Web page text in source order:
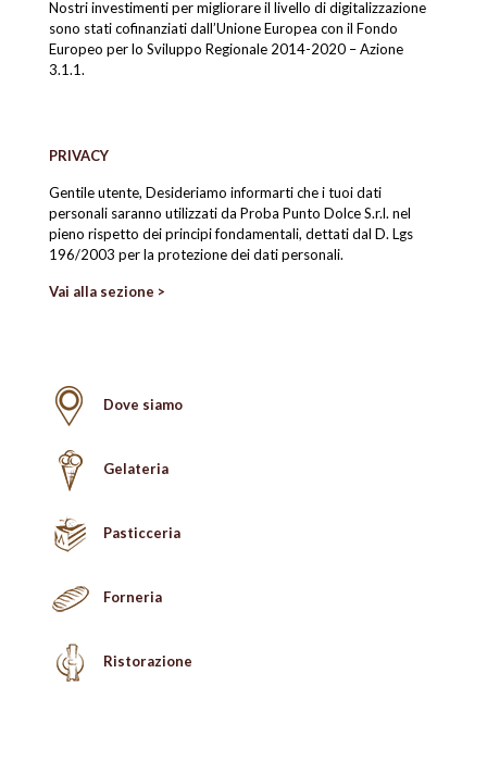
Nostri investimenti per migliorare il livello di digitalizzazione
sono stati cofinanziati dall’Unione Europea con il Fondo
Europeo per lo Sviluppo Regionale 2014-2020 – Azione
3.1.1.
PRIVACY
Gentile utente, Desideriamo informarti che i tuoi dati
personali saranno utilizzati da Proba Punto Dolce S.r.l. nel
pieno rispetto dei principi fondamentali, dettati dal D. Lgs
196/2003 per la protezione dei dati personali.
Vai alla sezione >
Dove siamo
Gelateria
Pasticceria
Forneria
Ristorazione